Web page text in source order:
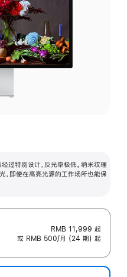
过特别设计，反光率极低。纳米纹理
，即使在高亮光源的工作场所也能保
RMB 11,999 起
或 RMB 500/月 (24 期) 起